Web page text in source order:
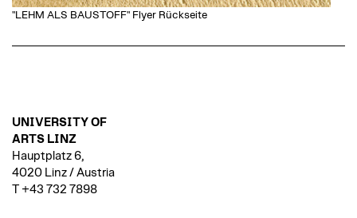
"LEHM ALS BAUSTOFF" Flyer Rückseite
UNIVERSITY OF
ARTS LINZ
Hauptplatz 6,
4020 Linz / Austria
T +43 732 7898